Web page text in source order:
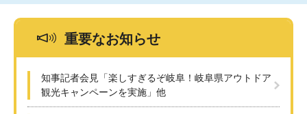
重要なお知らせ
知事記者会見「楽しすぎるぞ岐阜！岐阜県アウトドア
観光キャンペーンを実施」他